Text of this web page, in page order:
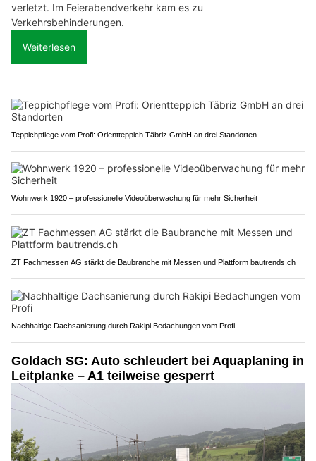
verletzt. Im Feierabendverkehr kam es zu
Verkehrsbehinderungen.
Weiterlesen
Teppichpflege vom Profi: Orientteppich Täbriz GmbH an drei Standorten
Wohnwerk 1920 – professionelle Videoüberwachung für mehr Sicherheit
ZT Fachmessen AG stärkt die Baubranche mit Messen und Plattform bautrends.ch
Nachhaltige Dachsanierung durch Rakipi Bedachungen vom Profi
Goldach SG: Auto schleudert bei Aquaplaning in
Leitplanke – A1 teilweise gesperrt